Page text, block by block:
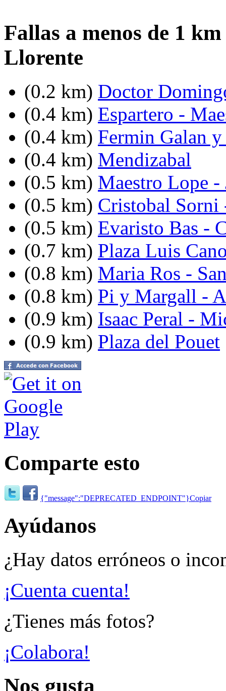
Fallas a menos de 1
Llorente
(0.2 km) Doctor
(0.4 km) Espartero -
(0.4 km) Fermin Galan
(0.4 km) Mendizabal
(0.5 km) Maestro Lope -
(0.5 km) Cristobal
(0.5 km) Evaristo Bas -
(0.7 km) Plaza Luis
(0.8 km) Maria Ros -
(0.8 km) Pi y Margall -
(0.9 km) Isaac Peral -
(0.9 km) Plaza del Pouet
Comparte esto
{"message":"DEPRECATED_ENDPOINT"}Copiar
Ayúdanos
¿Hay datos erróneos o
¡Cuenta cuenta!
¿Tienes más fotos?
¡Colabora!
Nos gusta